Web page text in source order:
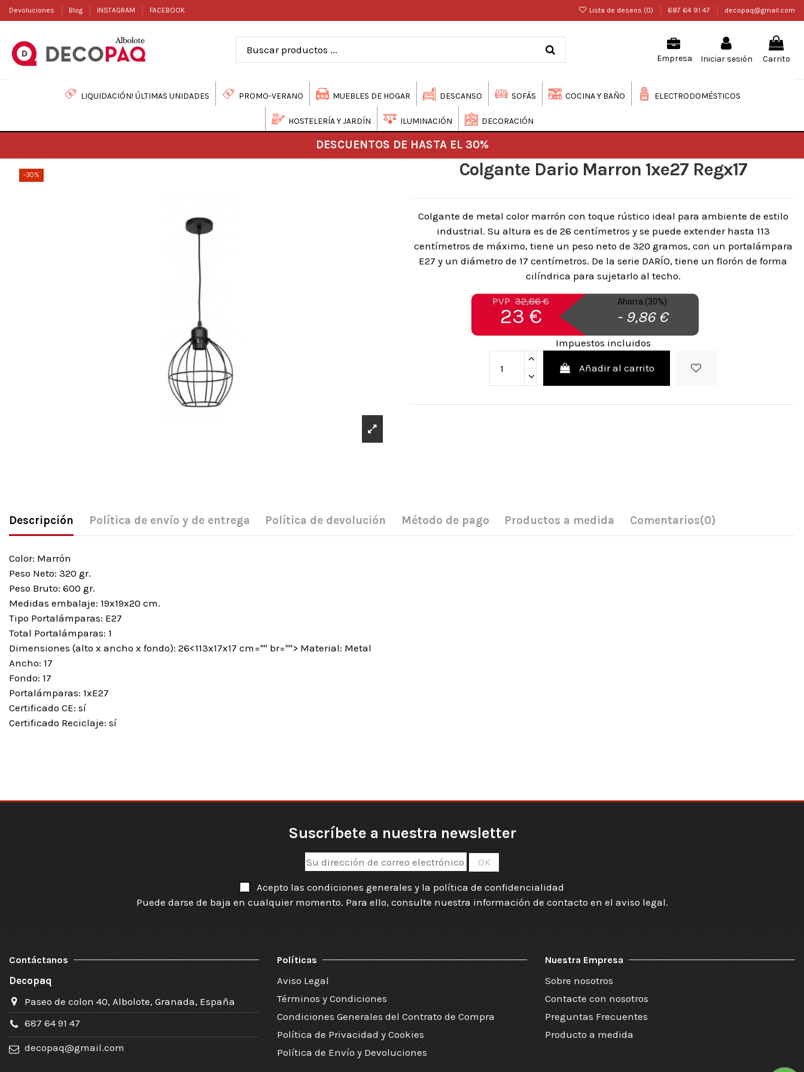
Devoluciones Blog INSTAGRAM FACEBOOK Lista de deseos (0) 687 64 91 47 decopaq@gmail.com
Empresa Iniciar sesión Carrito
LIQUIDACIÓN! ÚLTIMAS UNIDADES PROMO-VERANO MUEBLES DE HOGAR DESCANSO SOFÁS COCINA Y BAÑO ELECTRODOMÉSTICOS
HOSTELERÍA Y JARDÍN ILUMINACIÓN DECORACIÓN
DESCUENTOS DE HASTA EL 30%
-30% Colgante Dario Marron 1xe27 Regx17
Colgante de metal color marrón con toque rústico ideal para ambiente de estilo
industrial. Su altura es de 26 centímetros y se puede extender hasta 113
centímetros de máximo, tiene un peso neto de 320 gramos, con un portalámpara
E27 y un diámetro de 17 centímetros. De la serie DARÍO, tiene un florón de forma
cilíndrica para sujetarlo al techo.
PVP 32,86 €
23 €
Ahorra (30%)
- 9,86 €
Impuestos incluidos
Añadir al carrito
Descripción Política de envío y de entrega Política de devolución Método de pago Productos a medida Comentarios(0)
Color: Marrón
Peso Neto: 320 gr.
Peso Bruto: 600 gr.
Medidas embalaje: 19x19x20 cm.
Tipo Portalámparas: E27
Total Portalámparas: 1
Dimensiones (alto x ancho x fondo): 26<113x17x17 cm="" br=""> Material: Metal
Ancho: 17
Fondo: 17
Portalámparas: 1xE27
Certificado CE: sí
Certificado Reciclaje: sí
Suscríbete a nuestra newsletter
Acepto las condiciones generales y la política de confidencialidad
Puede darse de baja en cualquier momento. Para ello, consulte nuestra información de contacto en el aviso legal.
Contáctanos
Decopaq
Paseo de colon 40, Albolote, Granada, España
687 64 91 47
decopaq@gmail.com
Políticas
Aviso Legal
Términos y Condiciones
Condiciones Generales del Contrato de Compra
Política de Privacidad y Cookies
Política de Envío y Devoluciones
Nuestra Empresa
Sobre nosotros
Contacte con nosotros
Preguntas Frecuentes
Producto a medida